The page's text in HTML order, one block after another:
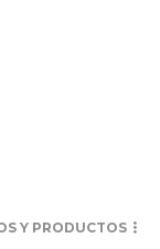
Y PRODUCTOS